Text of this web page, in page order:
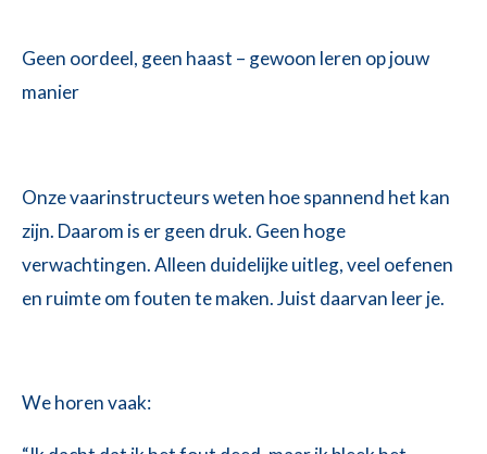
Geen oordeel, geen haast – gewoon leren op jouw
manier
Onze vaarinstructeurs weten hoe spannend het kan
zijn. Daarom is er geen druk. Geen hoge
verwachtingen. Alleen duidelijke uitleg, veel oefenen
en ruimte om fouten te maken. Juist daarvan leer je.
We horen vaak: